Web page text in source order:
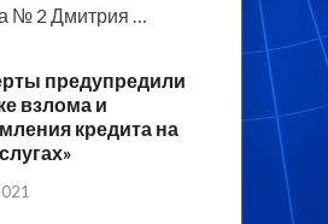
№ 2 Дмитрия …
предупредили
взлома и
кредита на